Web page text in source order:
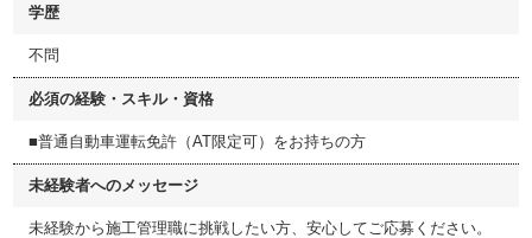
学歴
不問
必須の経験・スキル・資格
■普通自動車運転免許（AT限定可）をお持ちの方
未経験者へのメッセージ
未経験から施工管理職に挑戦したい方、安心してご応募ください。